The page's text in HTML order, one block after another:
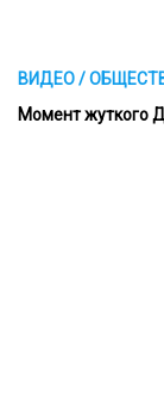
ВИДЕО /
Момент жуткого